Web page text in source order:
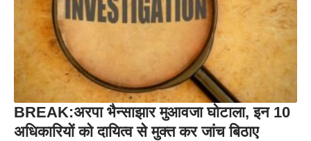
BREAK:अरपा भैन्साझार मुआवजा घोटाला, इन 10
अधिकारियों को दायित्व से मुक्त कर जांच बिठाए